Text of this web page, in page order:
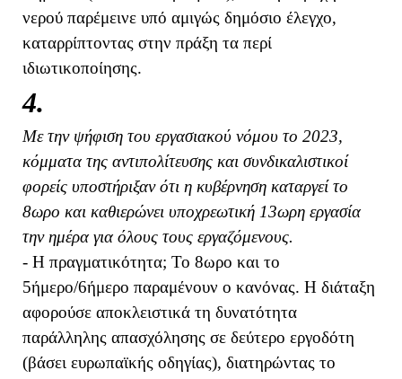
νερού παρέμεινε υπό αμιγώς δημόσιο έλεγχο,
καταρρίπτοντας στην πράξη τα περί
ιδιωτικοποίησης.
4.
Με την ψήφιση του εργασιακού νόμου το 2023,
κόμματα της αντιπολίτευσης και συνδικαλιστικοί
φορείς υποστήριξαν ότι η κυβέρνηση καταργεί το
8ωρο και καθιερώνει υποχρεωτική 13ωρη εργασία
την ημέρα για όλους τους εργαζόμενους.
- Η πραγματικότητα; Το 8ωρο και το
5ήμερο/6ήμερο παραμένουν ο κανόνας. Η διάταξη
αφορούσε αποκλειστικά τη δυνατότητα
παράλληλης απασχόλησης σε δεύτερο εργοδότη
(βάσει ευρωπαϊκής οδηγίας), διατηρώντας το